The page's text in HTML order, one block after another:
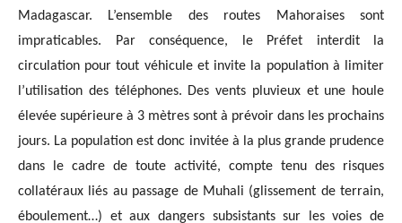
Madagascar. L’ensemble des routes Mahoraises sont
impraticables. Par conséquence, le Préfet interdit la
circulation pour tout véhicule et invite la population à limiter
l’utilisation des téléphones. Des vents pluvieux et une houle
élevée supérieure à 3 mètres sont à prévoir dans les prochains
jours. La population est donc invitée à la plus grande prudence
dans le cadre de toute activité, compte tenu des risques
collatéraux liés au passage de Muhali (glissement de terrain,
éboulement…) et aux dangers subsistants sur les voies de